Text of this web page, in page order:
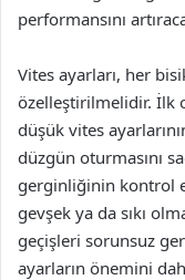
performansını
Vites ayarları, her
özelleştirilmelidir. İlk
düşük vites
düzgün oturmasını
gerginliğinin kontrol
gevşek ya da sıkı
geçişleri sorunsuz
ayarların önemini